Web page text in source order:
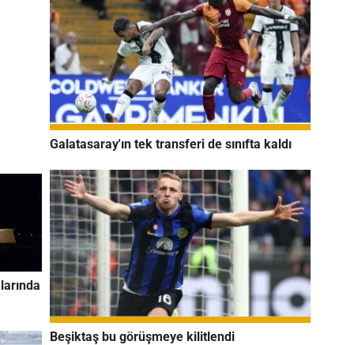
Galatasaray'ın tek transferi de sınıfta kaldı
Beşiktaş bu görüşmeye kilitlendi